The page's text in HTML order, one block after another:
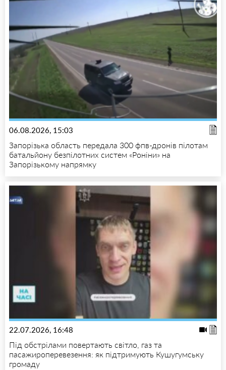
06.08.2026, 15:03
Запорізька область передала 300 фпв-дронів пілотам
батальйону безпілотних систем «Роніни» на
Запорізькому напрямку
22.07.2026, 16:48
Під обстрілами повертають світло, газ та
пасажироперевезення: як підтримують Кушугумську
громаду